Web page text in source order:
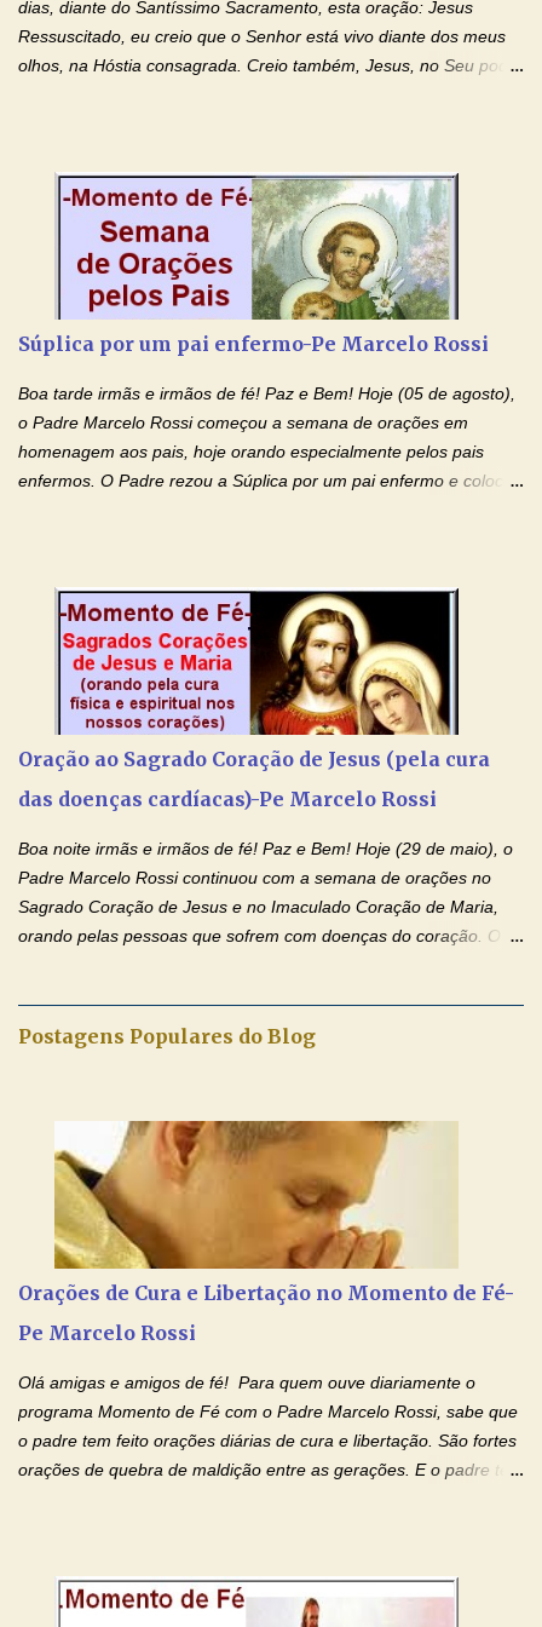
dias, diante do Santíssimo Sacramento, esta oração: Jesus
Ressuscitado, eu creio que o Senhor está vivo diante dos meus
olhos, na Hóstia consagrada. Creio também, Jesus, no Seu poder
creio, Jesus, e clamo que este Sangue seja agora derramado
sobre mim e sobre todos os meus familiares. Eu peço, Senhor
Jesus, que, pelo poder libertador e salvítico deste Sangue,
possamos nos livrar de toda opressão diabólica que possa estar
prejudicando a nossa família. Peço também que atenda, em
especial, este pedido que agora faço na Sua presença:
(apresente aqui o seu pedido...) Eu, desde já, agradeço de
coração, confiante que o Senhor me atenderá. Eu louvo o Pai por
ter nos dado o Senhor, Jesus, como presente de Páscoa. eu
agradeço de coração ao Espíri...
Súplica por um pai enfermo-Pe Marcelo Rossi
Boa tarde irmãs e irmãos de fé! Paz e Bem! Hoje (05 de agosto),
o Padre Marcelo Rossi começou a semana de orações em
homenagem aos pais, hoje orando especialmente pelos pais
enfermos. O Padre rezou a Súplica por um pai enfermo e colocou
de Nossa Senhora. Adriana dos Anjos-Devoção e Fé Mensagem
do Padre Marcelo Rossi por E-mail e Facebook: Como foi
anunciado ontem, entramos em uma semana de homenagens
aos nossos pais. Hoje nossas orações serão focadas nos pais
que não se encontram bem de saúde, OS PAIS ENFERMOS!
Amados, durante toda esta semana vamos orar pelos nossos
pais. Vamos dedicar um dia para os pais mais idosos, pais que
estão doentes, pais que estão longe dos filhos, pais que já são
para todos os pais. Hoje vamos d...
Oração ao Sagrado Coração de Jesus (pela cura
das doenças cardíacas)-Pe Marcelo Rossi
Boa noite irmãs e irmãos de fé! Paz e Bem! Hoje (29 de maio), o
Padre Marcelo Rossi continuou com a semana de orações no
Sagrado Coração de Jesus e no Imaculado Coração de Maria,
orando pelas pessoas que sofrem com doenças do coração. O
esta abençoada semana de orações no programa de rádio
tenha fé, creia firmemente e ore incessantemente até que o
Kairós aconteça em sua vida. Fique no Amor Ágape de Jesus e
no Amor Materno de Nossa Senhora. Adriana-Devoção e Fé
Mensagem do Padre Marcelo Rossi por E-mail: Amados!! Nesta
quarta feira, vamos orar pelas pessoas que sofrem com as
doenças do coração, NO SAGRADO CORAÇÃO DE JESUS E NO
Postagens Populares do Blog
Orações de Cura e Libertação no Momento de Fé-
Pe Marcelo Rossi
Olá amigas e amigos de fé! Para quem ouve diariamente o
programa Momento de Fé com o Padre Marcelo Rossi, sabe que
o padre tem feito orações diárias de cura e libertação. São fortes
orações de quebra de maldição entre as gerações. E o padre tem
por estas valiosas orações. Tenham um lindo fim de semana na
paz de Jesus Cristo e no amor de Maria Santíssima. Adriana-